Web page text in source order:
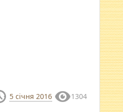
5 січня 2016 1304